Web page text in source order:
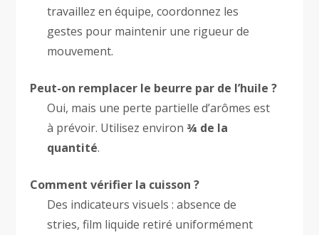
travaillez en équipe, coordonnez les
gestes pour maintenir une rigueur de
mouvement.
Peut-on remplacer le beurre par de l’huile ?
Oui, mais une perte partielle d’arômes est
à prévoir. Utilisez environ ¾ de la
quantité.
Comment vérifier la cuisson ?
Des indicateurs visuels : absence de
stries, film liquide retiré uniformément